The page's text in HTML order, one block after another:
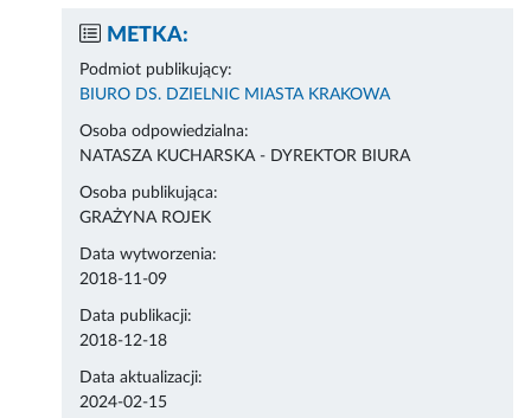
METKA:
Podmiot publikujący:
BIURO DS. DZIELNIC MIASTA KRAKOWA
Osoba odpowiedzialna:
NATASZA KUCHARSKA - DYREKTOR BIURA
Osoba publikująca:
GRAŻYNA ROJEK
Data wytworzenia:
2018-11-09
Data publikacji:
2018-12-18
Data aktualizacji:
2024-02-15